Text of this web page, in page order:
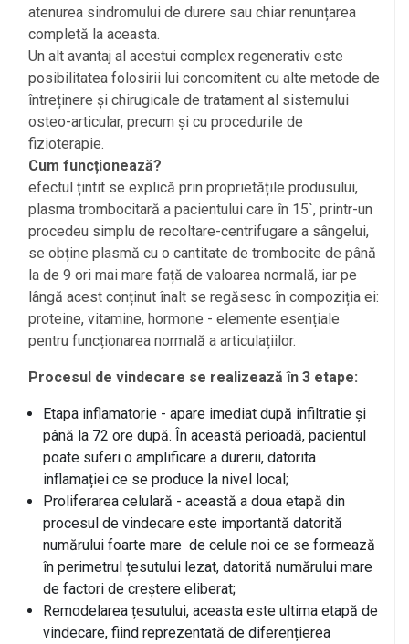
atenurea sindromului de durere sau chiar renunțarea
completă la aceasta.
Un alt avantaj al acestui complex regenerativ este
posibilitatea folosirii lui concomitent cu alte metode de
întreținere și chirugicale de tratament al sistemului
osteo-articular, precum și cu procedurile de
fizioterapie.
Cum funcționează?
efectul țintit se explică prin proprietățile produsului,
plasma trombocitară a pacientului care în 15`, printr-un
procedeu simplu de recoltare-centrifugare a sângelui,
se obține plasmă cu o cantitate de trombocite de până
la de 9 ori mai mare față de valoarea normală, iar pe
lângă acest conținut înalt se regăsesc în compoziția ei:
proteine, vitamine, hormone - elemente esențiale
pentru funcționarea normală a articulațiilor.
Procesul de vindecare se realizează în 3 etape:
Etapa inflamatorie - apare imediat după infiltratie și
până la 72 ore după. În această perioadă, pacientul
poate suferi o amplificare a durerii, datorita
inflamației ce se produce la nivel local;
Proliferarea celulară - această a doua etapă din
procesul de vindecare este importantă datorită
numărului foarte mare de celule noi ce se formează
în perimetrul țesutului lezat, datorită numărului mare
de factori de creștere eliberat;
Remodelarea țesutului, aceasta este ultima etapă de
vindecare, fiind reprezentată de diferențierea